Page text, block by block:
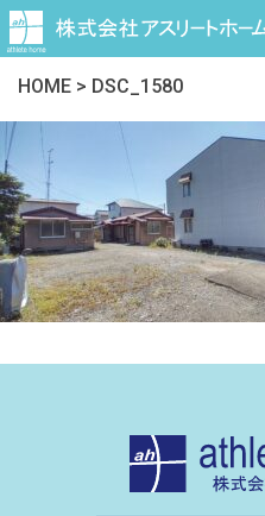
HOME > DSC_1580